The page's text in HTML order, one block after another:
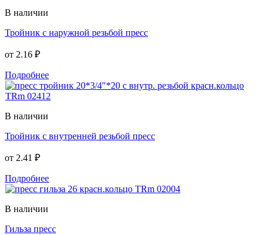
В наличии
Тройник с наружной резьбой пресс
от 2.16 ₽
Подробнее
В наличии
Тройник с внутренней резьбой пресс
от 2.41 ₽
Подробнее
В наличии
Гильза пресс